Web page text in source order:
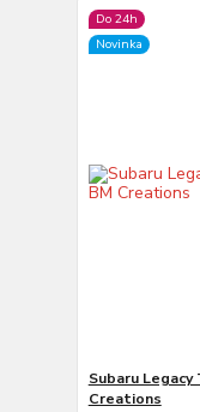
Do 24h
Novinka
Subaru Legacy
Creations